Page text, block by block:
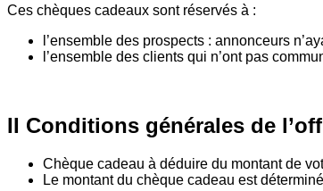
Ces chèques cadeaux sont réservés à :
l’ensemble des prospects : annonceurs
l’ensemble des clients qui n’ont pas
II Conditions générales de
Chèque cadeau à déduire du montant de
Le montant du chèque cadeau est